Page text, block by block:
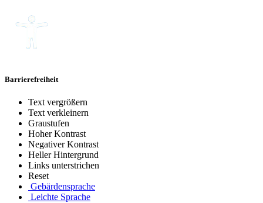
Barrierefreiheit
Text vergrößern
Text verkleinern
Graustufen
Hoher Kontrast
Negativer Kontrast
Heller Hintergrund
Links unterstrichen
Reset
Gebärdensprache
Leichte Sprache